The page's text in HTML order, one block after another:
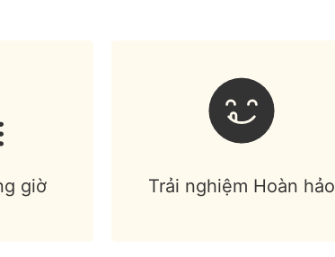
giờ Trải nghiệm Hoàn hảo